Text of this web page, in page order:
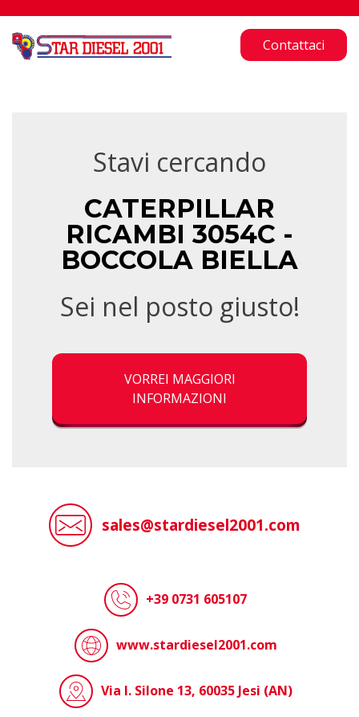
Contattaci
Stavi cercando
CATERPILLAR
RICAMBI 3054C -
BOCCOLA BIELLA
Sei nel posto giusto!
VORREI MAGGIORI
INFORMAZIONI
sales@stardiesel2001.com
+39 0731 605107
www.stardiesel2001.com
Via I. Silone 13, 60035 Jesi (AN)